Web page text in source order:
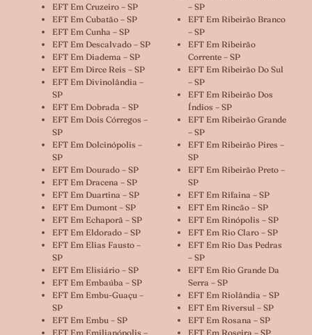
EFT Em Cruzeiro – SP
EFT Em Cubatão – SP
EFT Em Cunha – SP
EFT Em Descalvado – SP
EFT Em Diadema – SP
EFT Em Dirce Reis – SP
EFT Em Divinolândia –
SP
EFT Em Dobrada – SP
EFT Em Dois Córregos –
SP
EFT Em Dolcinópolis –
SP
EFT Em Dourado – SP
EFT Em Dracena – SP
EFT Em Duartina – SP
EFT Em Dumont – SP
EFT Em Echaporã – SP
EFT Em Eldorado – SP
EFT Em Elias Fausto –
SP
EFT Em Elisiário – SP
EFT Em Embaúba – SP
EFT Em Embu-Guaçu –
SP
EFT Em Embu – SP
EFT Em Emilianópolis –
– SP
EFT Em Ribeirão Branco
– SP
EFT Em Ribeirão
Corrente – SP
EFT Em Ribeirão Do Sul
– SP
EFT Em Ribeirão Dos
Índios – SP
EFT Em Ribeirão Grande
– SP
EFT Em Ribeirão Pires –
SP
EFT Em Ribeirão Preto –
SP
EFT Em Rifaina – SP
EFT Em Rincão – SP
EFT Em Rinópolis – SP
EFT Em Rio Claro – SP
EFT Em Rio Das Pedras
– SP
EFT Em Rio Grande Da
Serra – SP
EFT Em Riolândia – SP
EFT Em Riversul – SP
EFT Em Rosana – SP
EFT Em Roseira – SP